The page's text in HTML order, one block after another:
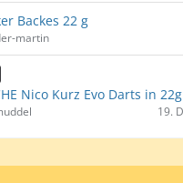
Backes 22 g
martin
Nico Kurz Evo Darts in 22g
19.